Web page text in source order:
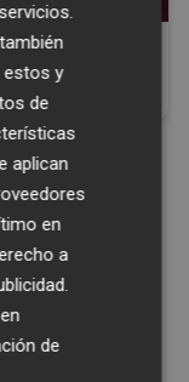
escuela
Daniela
en la
también
estos y
de
aplican
en
a
.
de